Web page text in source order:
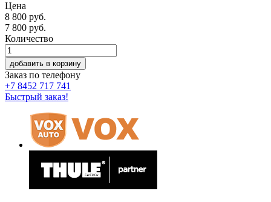
Цена
8 800 руб.
7 800 руб.
Количество
добавить в корзину
Заказ по телефону
+7 8452 717 741
Быстрый заказ!